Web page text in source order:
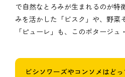
で自然なとろみが生まれるのが特
みを活かした「ビスク」や、野菜
「ピューレ」も、このポタージュ
ビシソワーズやコンソメはど